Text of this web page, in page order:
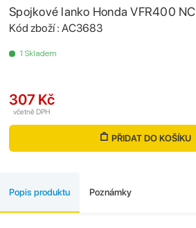
Spojkové lanko Honda VFR400
Kód zboží : AC3683
1 Skladem
307 Kč
včetně DPH
PŘIDAT DO KOŠÍKU
Popis produktu Poznámky